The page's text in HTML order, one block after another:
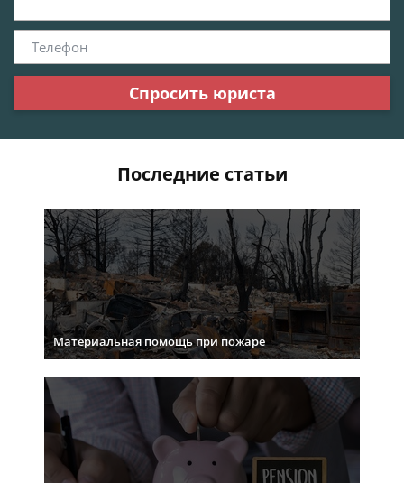
Спросить юриста
Последние статьи
Материальная помощь при пожаре